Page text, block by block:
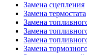
Замена сцепления
Замена термостата
Замена
Замена
Замена
Замена